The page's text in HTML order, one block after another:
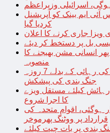
اسرائیلی وزیراعظم
ایم بینک کو آپریشنل
کردیا گیا
ویزا جاری کرنے کا اعلان
بل پر دستخط کر دیئے
ایک بار پھر انسانی مشن بھیجنے کا
منصوبہ
اسرائیل کی حماس کو 35 قیدیوں کی رہائی کے بدلے 7 روزہ
جنگ بندی کی پیشکش
کیلئے مستقل ویزے
کا اجرا شروع
کی تعداد 20 ہزار ہوگئی، اقوام متحدہ کی
قرارداد پر ووٹنگ پھرموخر
بندی پر بات چیت کیلئے